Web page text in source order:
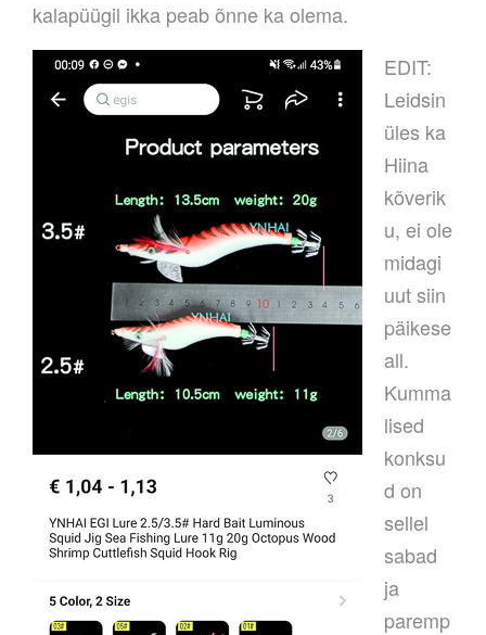
kalapüügil ikka peab õnne ka olema.
EDIT:
Leidsin
üles ka
Hiina
kõverik
u, ei ole
midagi
uut siin
päikese
all.
Kumma
lised
konksu
d on
sellel
sabad
ja
paremp